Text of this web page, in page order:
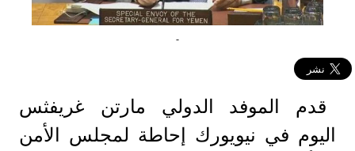
-
قدم الموفد الدولي مارتن غريفثس
اليوم في نيويورك إحاطة لمجلس الأمن